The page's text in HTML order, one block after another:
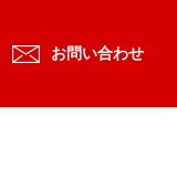
お問い合わせ